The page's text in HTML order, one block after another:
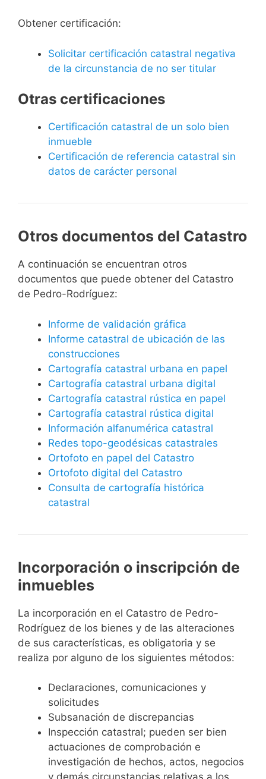
Obtener certificación:
Solicitar certificación catastral negativa
de la circunstancia de no ser titular
Otras certificaciones
Certificación catastral de un solo bien
inmueble
Certificación de referencia catastral sin
datos de carácter personal
Otros documentos del Catastro
A continuación se encuentran otros
documentos que puede obtener del Catastro
de Pedro-Rodríguez:
Informe de validación gráfica
Informe catastral de ubicación de las
construcciones
Cartografía catastral urbana en papel
Cartografía catastral urbana digital
Cartografía catastral rústica en papel
Cartografía catastral rústica digital
Información alfanumérica catastral
Redes topo-geodésicas catastrales
Ortofoto en papel del Catastro
Ortofoto digital del Catastro
Consulta de cartografía histórica
catastral
Incorporación o inscripción de
inmuebles
La incorporación en el Catastro de Pedro-
Rodríguez de los bienes y de las alteraciones
de sus características, es obligatoria y se
realiza por alguno de los siguientes métodos:
Declaraciones, comunicaciones y
solicitudes
Subsanación de discrepancias
Inspección catastral; pueden ser bien
actuaciones de comprobación e
investigación de hechos, actos, negocios